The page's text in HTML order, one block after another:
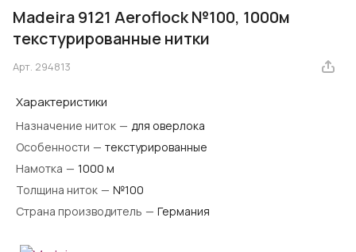
Madeira 9121 Aeroflock №100, 1000м
текстурированные нитки
Арт. 294813
Характеристики
Назначение ниток — для оверлока
Особенности — текстурированные
Намотка — 1000 м
Толщина ниток — №100
Страна производитель — Германия